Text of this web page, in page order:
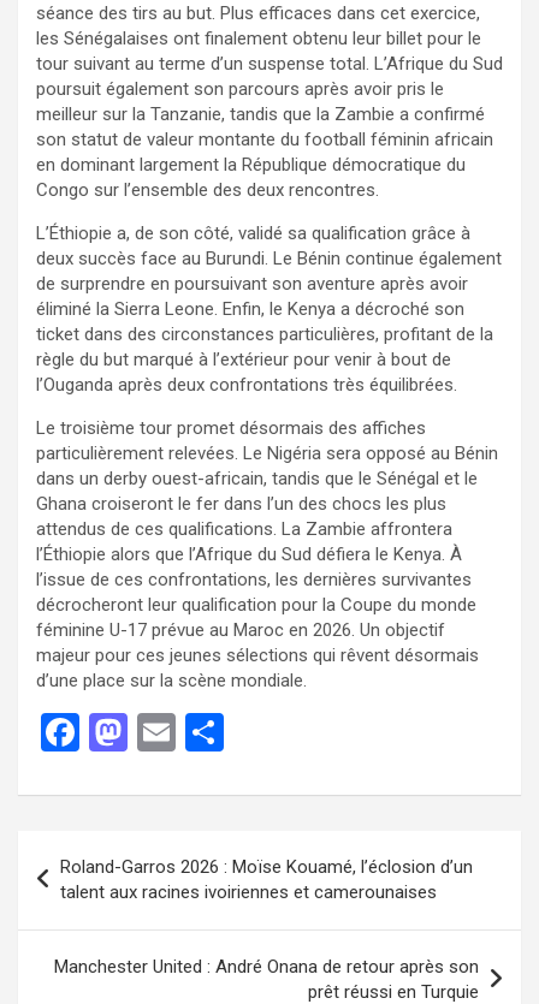
séance des tirs au but. Plus efficaces dans cet exercice,
les Sénégalaises ont finalement obtenu leur billet pour le
tour suivant au terme d’un suspense total. L’Afrique du Sud
poursuit également son parcours après avoir pris le
meilleur sur la Tanzanie, tandis que la Zambie a confirmé
son statut de valeur montante du football féminin africain
en dominant largement la République démocratique du
Congo sur l’ensemble des deux rencontres.
L’Éthiopie a, de son côté, validé sa qualification grâce à
deux succès face au Burundi. Le Bénin continue également
de surprendre en poursuivant son aventure après avoir
éliminé la Sierra Leone. Enfin, le Kenya a décroché son
ticket dans des circonstances particulières, profitant de la
règle du but marqué à l’extérieur pour venir à bout de
l’Ouganda après deux confrontations très équilibrées.
Le troisième tour promet désormais des affiches
particulièrement relevées. Le Nigéria sera opposé au Bénin
dans un derby ouest-africain, tandis que le Sénégal et le
Ghana croiseront le fer dans l’un des chocs les plus
attendus de ces qualifications. La Zambie affrontera
l’Éthiopie alors que l’Afrique du Sud défiera le Kenya. À
l’issue de ces confrontations, les dernières survivantes
décrocheront leur qualification pour la Coupe du monde
féminine U-17 prévue au Maroc en 2026. Un objectif
majeur pour ces jeunes sélections qui rêvent désormais
d’une place sur la scène mondiale.
F
ce
o
o
k
M
st
d
o
n
E
ail ta
er
Roland-Garros 2026 : Moïse Kouamé, l’éclosion d’un
talent aux racines ivoiriennes et camerounaises
Manchester United : André Onana de retour après son
prêt réussi en Turquie